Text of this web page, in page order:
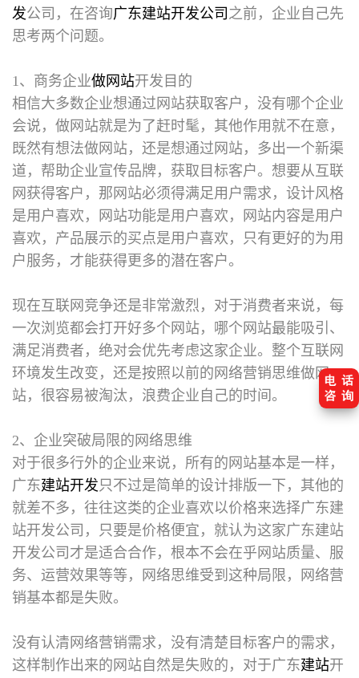
发公司，在咨询广东建站开发公司 之前，企业自己先
思考两个问题。
1、商务企业做网站开发目的
相信大多数企业想通过网站获取客户，没有哪个企业
会说，做网站就是为了赶时髦，其他作用就不在意，
既然有想法做网站，还是想通过网站，多出一个新渠
道，帮助企业宣传品牌，获取目标客户。想要从互联
网获得客户，那网站必须得满足用户需求，设计风格
是用户喜欢，网站功能是用户喜欢，网站内容是用户
喜欢，产品展示的买点是用户喜欢，只有更好的为用
户服务，才能获得更多的潜在客户。
现在互联网竞争还是非常激烈，对于消费者来说，每
一次浏览都会打开好多个网站，哪个网站最能吸引、
满足消费者，绝对会优先考虑这家企业。整个互联网
环境发生改变，还是按照以前的网络营销思维做网
站，很容易被淘汰，浪费企业自己的时间。
2、企业突破局限的网络思维
对于很多行外的企业来说，所有的网站基本是一样，
广东建站开发 只不过是简单的设计排版一下，其他的
就差不多，往往这类的企业喜欢以价格来选择广东建
站开发公司，只要是价格便宜，就认为这家广东建站
开发公司才是适合合作，根本不会在乎网站质量、服
务、运营效果等等，网络思维受到这种局限，网络营
销基本都是失败。
没有认清网络营销需求，没有清楚目标客户的需求，
这样制作出来的网站自然是失败的，对于广东建站开